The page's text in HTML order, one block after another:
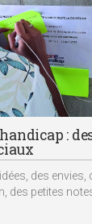
:
des envies,
des petites